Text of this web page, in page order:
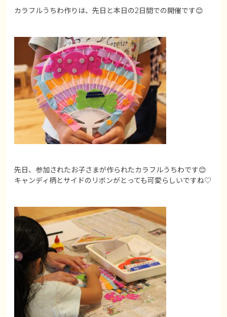
カラフルうちわ作りは、先日と本日の2日間での開催です😊
先日、参加されたお子さまが作られたカラフルうちわです😊
キャンディ柄とサイドのリボンがとっても可愛らしいですね♡